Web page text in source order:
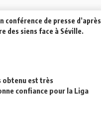
conférence de presse d’après
des siens face à Séville.
obtenu est très
confiance pour la Liga